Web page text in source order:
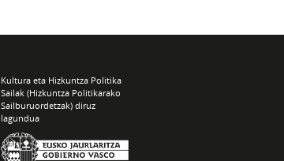
Kultura eta Hizkuntza Politika
Sailak (Hizkuntza Politikarako
Sailburuordetzak) diruz
lagundua